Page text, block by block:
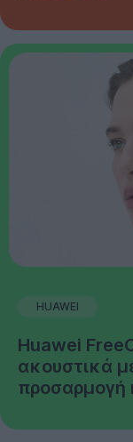
HUAWEI
Huawei
ακουστικά
προσαρμογή